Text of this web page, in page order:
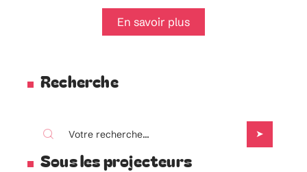
En savoir plus
Recherche
Sous les projecteurs